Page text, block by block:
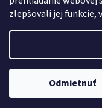
zlepšovali jej funkcie,
Odmietnuť
Copyright 2026